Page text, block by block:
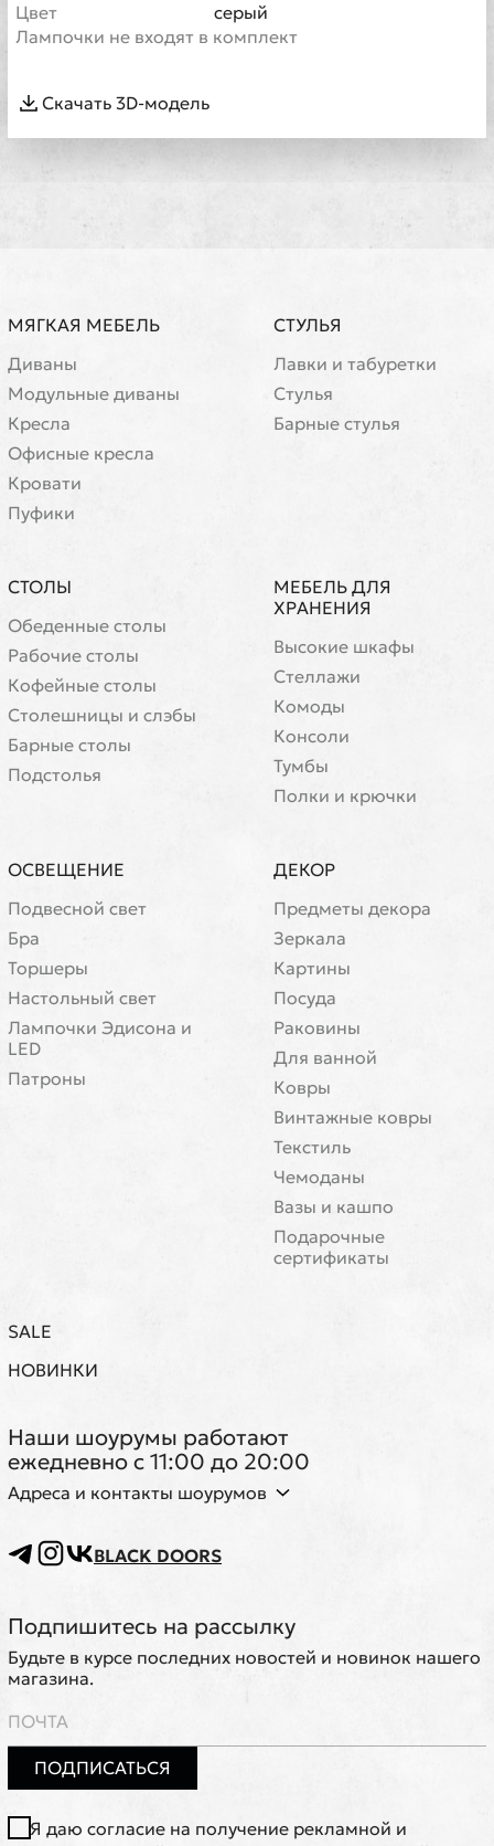
Цвет
серый
Лампочки не входят в комплект
Скачать 3D-модель
МЯГКАЯ МЕБЕЛЬ
Диваны
Модульные диваны
Кресла
Офисные кресла
Кровати
Пуфики
СТУЛЬЯ
Лавки и табуретки
Стулья
Барные стулья
СТОЛЫ
Обеденные столы
Рабочие столы
Кофейные столы
Cтолешницы и слэбы
Барные столы
Подстолья
МЕБЕЛЬ ДЛЯ
ХРАНЕНИЯ
Высокие шкафы
Стеллажи
Комоды
Консоли
Тумбы
Полки и крючки
ОСВЕЩЕНИЕ
Подвесной свет
Бра
Торшеры
Настольный свет
Лампочки Эдисона и
LED
Патроны
ДЕКОР
Предметы декора
Зеркала
Картины
Посуда
Раковины
Для ванной
Ковры
Винтажные ковры
Текстиль
Чемоданы
Вазы и кашпо
Подарочные
сертификаты
SALE
НОВИНКИ
Наши шоурумы работают
ежедневно с 11:00 до 20:00
Адреса и контакты шоурумов
BLACK DOORS
Подпишитесь на рассылку
Будьте в курсе последних новостей и новинок нашего
магазина.
ПОДПИСАТЬСЯ
Я даю согласие на получение рекламной и